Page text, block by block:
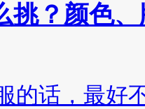
挑？颜色
的话，最好